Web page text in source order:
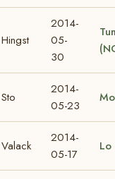
Hingst
2014-
05-
30
Sto
2014-
05-23
Valack
2014-
05-17
Lo